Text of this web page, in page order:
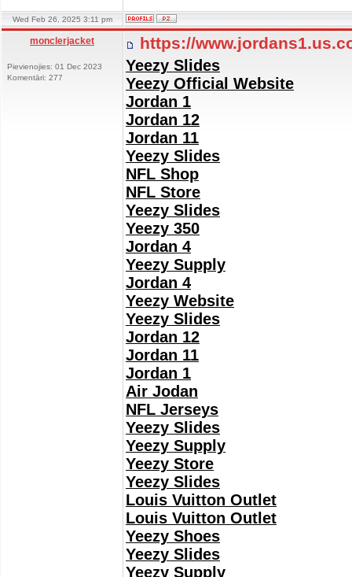
Wed Feb 26, 2025 3:11 pm
monclerjacket
Pievienojies: 01 Dec 2023
Komentāri: 277
https://
Yeezy Slides
Yeezy Official Website
Jordan 1
Jordan 12
Jordan 11
Yeezy Slides
NFL Shop
NFL Store
Yeezy Slides
Yeezy 350
Jordan 4
Yeezy Supply
Jordan 4
Yeezy Website
Yeezy Slides
Jordan 12
Jordan 11
Jordan 1
Air Jodan
NFL Jerseys
Yeezy Slides
Yeezy Supply
Yeezy Store
Yeezy Slides
Louis Vuitton Outlet
Louis Vuitton Outlet
Yeezy Shoes
Yeezy Slides
Yeezy Supply